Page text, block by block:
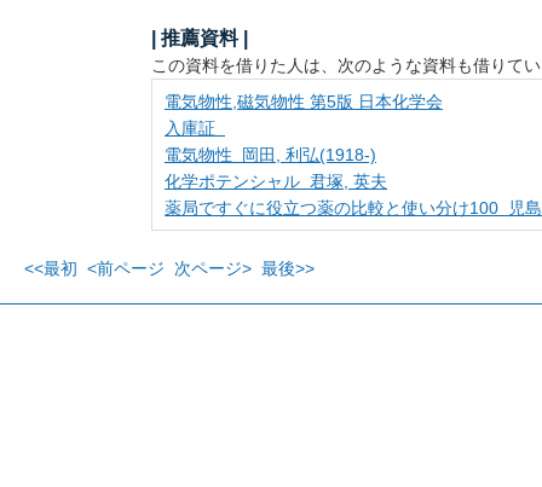
| 推薦資料 |
この資料を借りた人は、次のような資料も借りて
電気物性,磁気物性 第5版 日本化学会
入庫証
電気物性 岡田, 利弘(1918-)
化学ポテンシャル 君塚, 英夫
薬局ですぐに役立つ薬の比較と使い分け100 児
<<最初 <前ページ 次ページ> 最後>>